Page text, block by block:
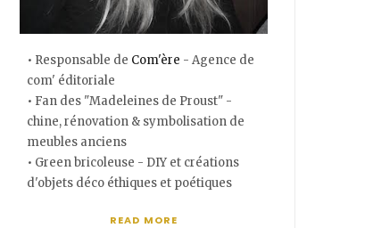
• Responsable de Com'ère - Agence de
com' éditoriale
• Fan des "Madeleines de Proust" -
chine, rénovation & symbolisation de
meubles anciens
• Green bricoleuse - DIY et créations
d'objets déco éthiques et poétiques
READ MORE